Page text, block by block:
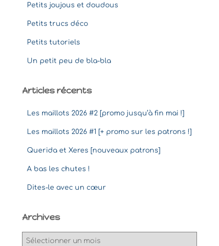
Petits joujous et doudous
Petits trucs déco
Petits tutoriels
Un petit peu de bla-bla
Articles récents
Les maillots 2026 #2 [promo jusqu’à fin mai !]
Les maillots 2026 #1 [+ promo sur les patrons !]
Querida et Xeres [nouveaux patrons]
A bas les chutes !
Dites-le avec un cœur
Archives